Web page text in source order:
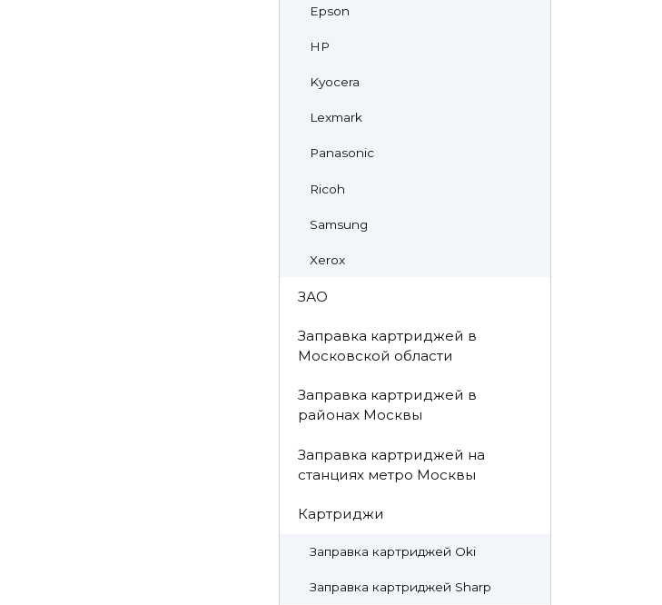
Epson
HP
Kyocera
Lexmark
Panasonic
Ricoh
Samsung
Xerox
ЗАО
Заправка картриджей в
Московской области
Заправка картриджей в
районах Москвы
Заправка картриджей на
станциях метро Москвы
Картриджи
Заправка картриджей Oki
Заправка картриджей Sharp